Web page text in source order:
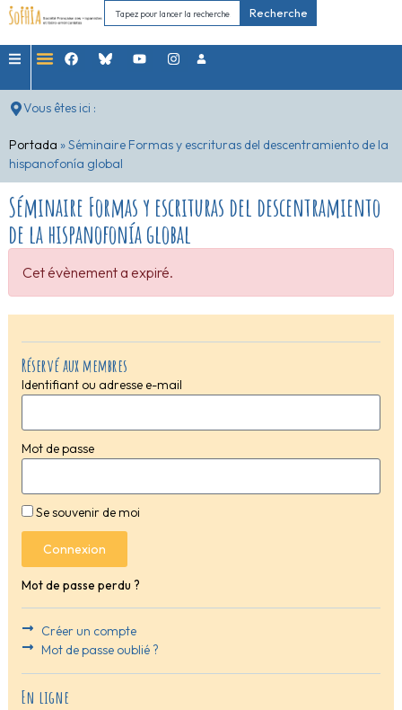
Recherche
Vous êtes ici :
Portada »Séminaire Formas y escrituras del descentramiento de la
hispanofonía global
Réservé aux membres
Identifiant ou adresse e-mail
Mot de passe
Se souvenir de moi
Connexion
Mot de passe perdu ?
Créer un compte
Mot de passe oublié ?
En ligne
Séminaire Formas y escrituras del descentramiento
de la hispanofonía global
Cet évènement a expiré.